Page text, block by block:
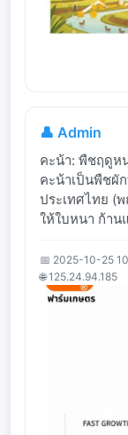
👤 Admin
คะน้า: พืชฤดูห
คะน้าเป็นพืชผั
ประเทศไทย (
ให้ใบหนา ก้าน
📅 2025-10-25
🌐 125.24.94.185